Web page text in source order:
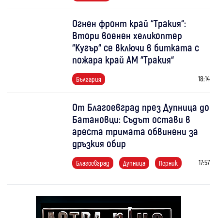
Огнен фронт край “Тракия“:
Втори военен хеликоптер
“Кугър“ се включи в битката с
пожара край АМ “Тракия“
България 18:14
От Благоевград през Дупница до
Батановци: Съдът остави в
ареста тримата обвинени за
дръзкия обир
Благоевград Дупница Перник 17:57